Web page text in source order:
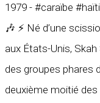
1979 - #caraïbe #haïti
🎶 ⚡ Né d’une
aux États-Unis,
des groupes phares
deuxième moitié